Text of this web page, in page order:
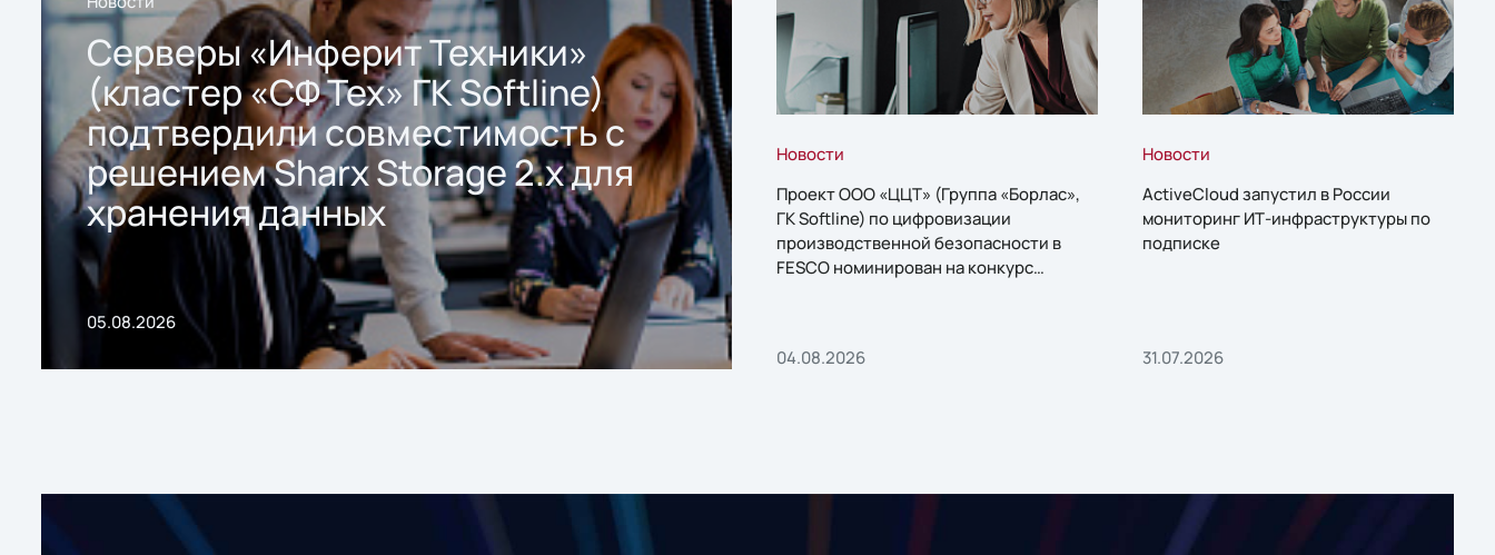
Серверы «Инферит Техники»
(кластер «СФ Тех» ГК Softline)
подтвердили совместимость с
решением Sharx Storage 2.x для
хранения данных
05.08.2026
Новости
Проект ООО «ЦЦТ» (Группа «Борлас»,
ГК Softline) по цифровизации
производственной безопасности в
FESCO номинирован на конкурс
04.08.2026
Новости
ActiveCloud запустил в России
мониторинг ИТ-инфраструктуры по
подписке
31.07.2026